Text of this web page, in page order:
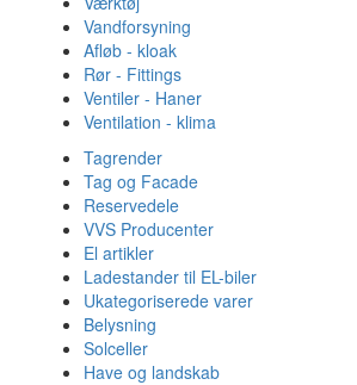
Vandforsyning
Afløb - kloak
Rør - Fittings
Ventiler - Haner
Ventilation - klima
Tagrender
Tag og Facade
Reservedele
VVS Producenter
El artikler
Ladestander til EL-biler
Ukategoriserede varer
Belysning
Solceller
Have og landskab